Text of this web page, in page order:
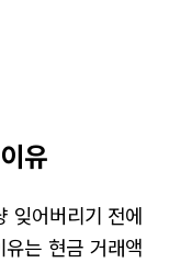
유
잊어버리기 전에
유는 현금 거래액